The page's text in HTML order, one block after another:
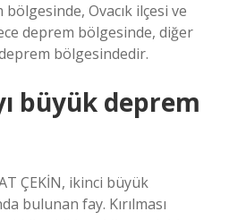
Ovacık ilçesi ve
deprem bölgesinde, diğer
bölgesindedir.
büyük deprem
ÇEKİN, ikinci büyük
bulunan fay. Kırılması